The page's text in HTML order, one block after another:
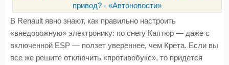
В Renault явно знают, как правильно настроить
«внедорожную» электронику: по снегу Каптюр — даже с
включенной ESP — ползет увереннее, чем Крета. Если вы
все же решите отключить «противобукс», то придется